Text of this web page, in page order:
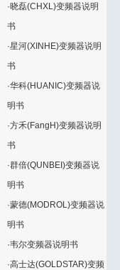
·晓磊(CHXL)变频器说明
书
·星河(XINHE)变频器说明
书
·华科(HUANIC)变频器说
明书
·方禾(FangH)变频器说明
书
·群倍(QUNBEI)变频器说
明书
·蒙德(MODROL)变频器说
明书
·韦尔变频器说明书
·高士达(GOLDSTAR)变频